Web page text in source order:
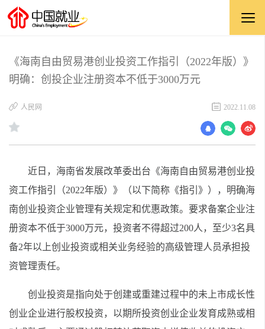
《海南自由贸易港创业投资工作指引（2022年版）》
明确：创投企业注册资本不低于3000万元
人民网 2022.11.08
近日，海南省发展改革委出台《海南自由贸易港创业投
资工作指引（2022年版）》（以下简称《指引》），明确海
南创业投资企业管理有关规定和优惠政策。要求备案企业注
册资本不低于3000万元，投资者不得超过200人，至少3名具
备2年以上创业投资或相关业务经验的高级管理人员承担投
资管理责任。
创业投资是指向处于创建或重建过程中的未上市成长性
创业企业进行股权投资，以期所投资创业企业发育成熟或相